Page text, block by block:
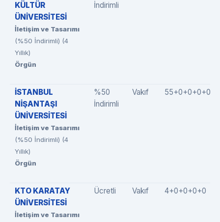
KÜLTÜR
ÜNİVERSİTESİ
İletişim ve Tasarımı
(%50 İndirimli) (4
Yıllık)
Örgün
İndirimli
İSTANBUL
NİŞANTAŞI
ÜNİVERSİTESİ
İletişim ve Tasarımı
(%50 İndirimli) (4
Yıllık)
Örgün
%50
İndirimli
Vakıf 55+0+0+0+0
KTO KARATAY
ÜNİVERSİTESİ
İletişim ve Tasarımı
Ücretli Vakıf 4+0+0+0+0